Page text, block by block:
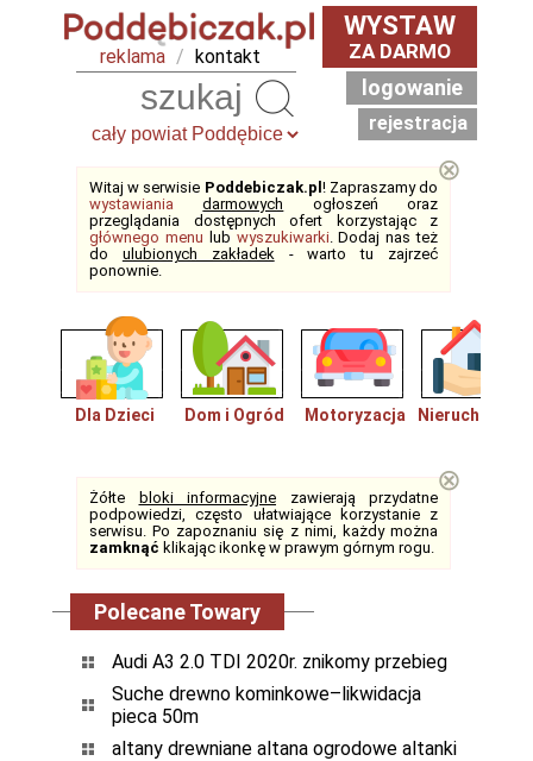
reklama / kontakt
WYSTAW
ZA DARMO
logowanie
rejestracja
Witaj w serwisie Poddebiczak.pl ! Zapraszamy do
wystawiania
darmowych ogłoszeń oraz
przeglądania dostępnych ofert korzystając z
głównego menu lub wyszukiwarki. Dodaj nas też
do ulubionych zakładek- warto tu zajrzeć
ponownie.
⊗
Dla Dzieci Dom i Ogród Motoryzacja
Żółte bloki informacyjne zawierają przydatne
podpowiedzi, często ułatwiające korzystanie z
serwisu. Po zapoznaniu się z nimi, każdy można
zamknąć klikając ikonkę w prawym górnym rogu.
⊗
Polecane Towary
Audi A3 2.0 TDI 2020r. znikomy przebieg
Suche drewno kominkowe–likwidacja
pieca 50m
altany drewniane altana ogrodowe altanki